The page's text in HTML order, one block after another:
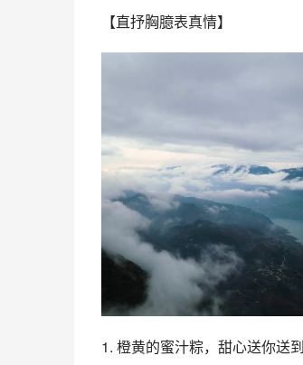
【直抒胸臆表真情】
1. 橙黄的蜜汁粽，甜心送你送